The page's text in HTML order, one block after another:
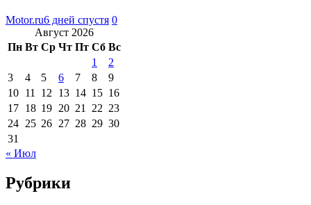
Motor.ru6 дней спустя 0
Август 2026
Пн Вт Ср Чт Пт Сб Вс
1
2
3
4 5 6 7 8
9
10 11 12 13 14 15 16
17 18 19 20 21 22 23
24 25 26 27 28 29 30
31
« Июл
Рубрики